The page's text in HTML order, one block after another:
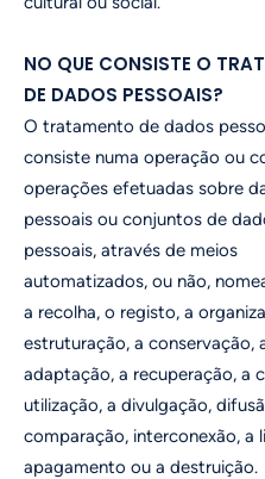
NO QUE CONSISTE O
DE DADOS PESSOAIS?
O tratamento de dados
consiste numa operação ou
operações efetuadas sobre
pessoais ou conjuntos de
pessoais, através de meios
automatizados, ou não,
a recolha, o registo, a
estruturação, a conservação,
adaptação, a recuperação, a
utilização, a divulgação,
comparação, interconexão, a
apagamento ou a destruição.